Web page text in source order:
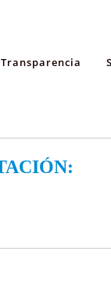
Transparencia